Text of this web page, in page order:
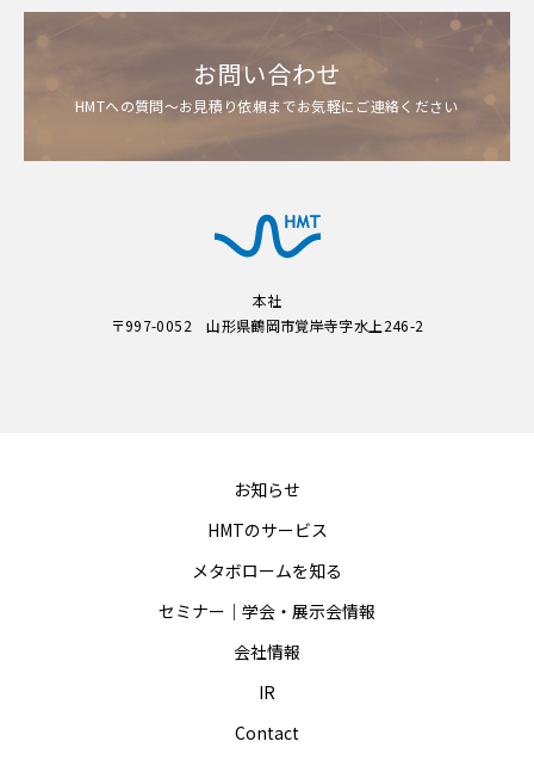
お問い合わせ
HMTへの質問～お見積り依頼までお気軽にご連絡ください
本社
〒997-0052 山形県鶴岡市覚岸寺字水上246-2
お知らせ
HMTのサービス
メタボロームを知る
セミナー｜学会・展示会情報
会社情報
IR
Contact